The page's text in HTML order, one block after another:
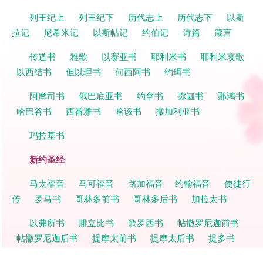
列王纪上
列王纪下 历代志上 历代志下
以斯
拉记
尼希米记 以斯帖记 约伯记 诗篇
箴言
传道书
雅歌 以赛亚书 耶利米书
耶利米哀歌
以西结书
但以理书 何西阿书
约珥书
阿摩司书
俄巴底亚书 约拿书 弥迦书
那鸿书
哈巴谷书
西番雅书 哈该书
撒加利亚书
玛拉基书
新约圣经
马太福音 马可福音 路加福音 约翰福音
使徒行
传
罗马书 哥林多前书 哥林多后书
加拉太书
以弗所书
腓立比书 歌罗西书
帖撒罗尼迦前书
帖撒罗尼迦后书
提摩太前书 提摩太后书
提多书